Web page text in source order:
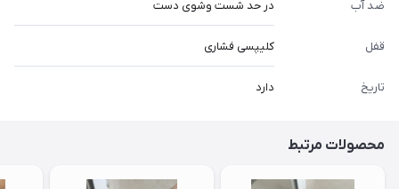
ضد آب در حد شست وشوی دست
قفل کلیپسی فشاری
تاریخ دارد
محصولات مرتبط